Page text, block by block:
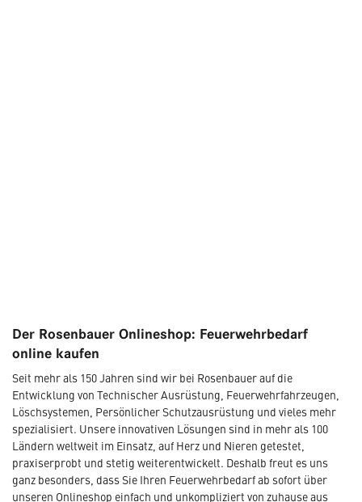
Der Rosenbauer Onlineshop: Feuerwehrbedarf
online kaufen
Seit mehr als 150 Jahren sind wir bei Rosenbauer auf die
Entwicklung von Technischer Ausrüstung, Feuerwehrfahrzeugen,
Löschsystemen, Persönlicher Schutzausrüstung und vieles mehr
spezialisiert. Unsere innovativen Lösungen sind in mehr als 100
Ländern weltweit im Einsatz, auf Herz und Nieren getestet,
praxiserprobt und stetig weiterentwickelt. Deshalb freut es uns
ganz besonders, dass Sie Ihren Feuerwehrbedarf ab sofort über
unseren Onlineshop einfach und unkompliziert von zuhause aus